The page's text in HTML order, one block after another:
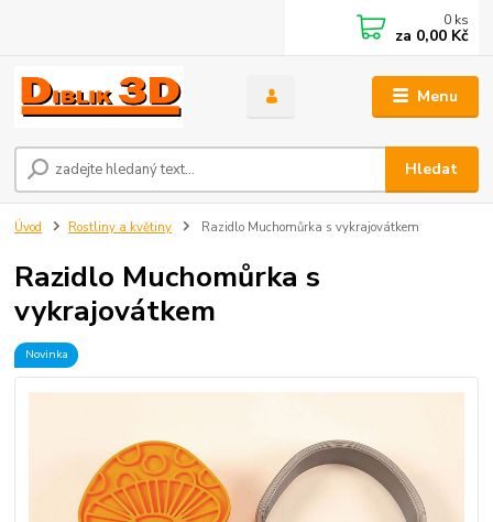
Menu
Hledat
0 ks
za 0,00 Kč
Úvod Rostliny a květiny Razidlo Muchomůrka s vykrajovátkem
Razidlo Muchomůrka s
vykrajovátkem
Novinka